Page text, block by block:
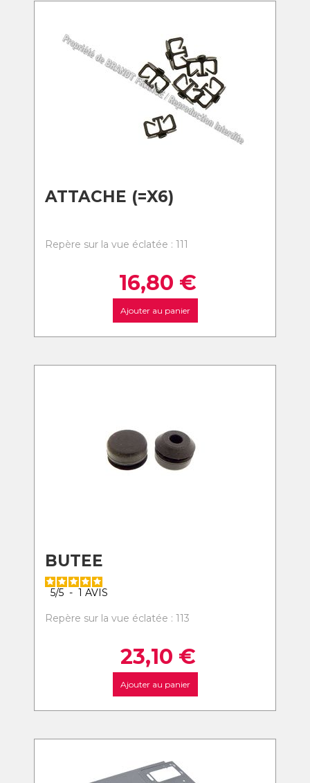
ATTACHE (=X6)
Repère sur la vue éclatée : 111
16,80 €
Ajouter au panier
BUTEE
5/5 - 1 AVIS
Repère sur la vue éclatée : 113
23,10 €
Ajouter au panier